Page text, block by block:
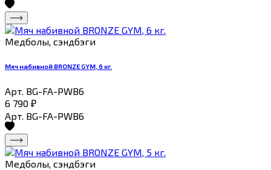
Медболы, сэндбэги
Мяч набивной BRONZE GYM, 6 кг.
Арт. BG-FA-PWB6
6 790 ₽
Арт. BG-FA-PWB6
Медболы, сэндбэги